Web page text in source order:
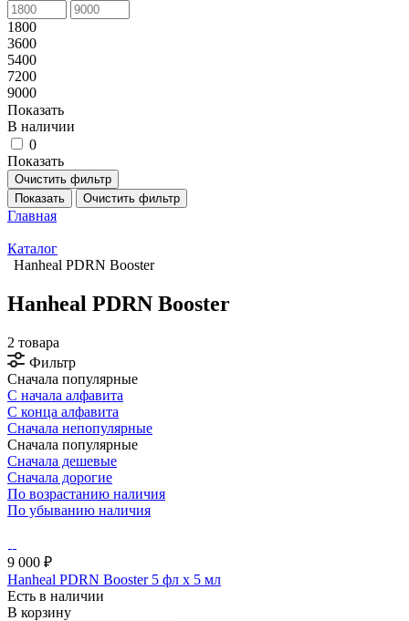
1800
3600
5400
7200
9000
Показать
В наличии
0
Показать
Очистить фильтр
Показать
Очистить фильтр
Главная
Каталог
Hanheal PDRN Booster
Hanheal PDRN Booster
2 товара
Фильтр
Сначала популярные
С начала алфавита
С конца алфавита
Сначала непопулярные
Сначала популярные
Сначала дешевые
Сначала дорогие
По возрастанию наличия
По убыванию наличия
9 000 ₽
Hanheal PDRN Booster 5 фл х 5 мл
Есть в наличии
В корзину